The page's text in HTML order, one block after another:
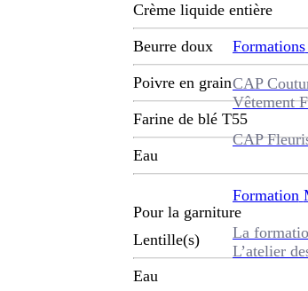
Formations
CAP
Vêtement
CAP
Formation
La
L’atelier
Crème liquide entière
Beurre doux
Poivre en grain
Farine de blé T55
Eau
Pour la garniture
Lentille(s)
Eau